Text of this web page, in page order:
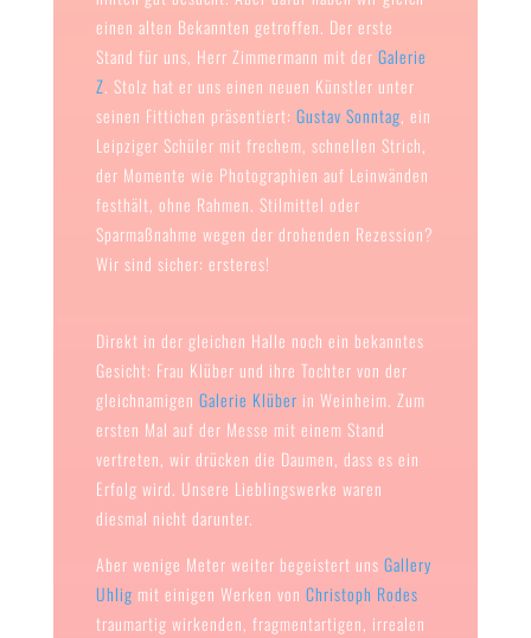
einen alten Bekannten getroffen. Der erste
Stand für uns, Herr Zimmermann mit der Galerie
Z. Stolz hat er uns einen neuen Künstler unter
seinen Fittichen präsentiert: Gustav Sonntag, ein
Leipziger Schüler mit frechem, schnellen Strich,
der Momente wie Photographien auf Leinwänden
festhält, ohne Rahmen. Stilmittel oder
Sparmaßnahme wegen der drohenden Rezession?
Wir sind sicher: ersteres!
Direkt in der gleichen Halle noch ein bekanntes
Gesicht: Frau Klüber und ihre Tochter von der
gleichnamigen Galerie Klüber in Weinheim. Zum
ersten Mal auf der Messe mit einem Stand
vertreten, wir drücken die Daumen, dass es ein
Erfolg wird. Unsere Lieblingswerke waren
diesmal nicht darunter.
Aber wenige Meter weiter begeistert uns Gallery
Uhlig mit einigen Werken von Christoph Rodes
traumartig wirkenden, fragmentartigen, irrealen